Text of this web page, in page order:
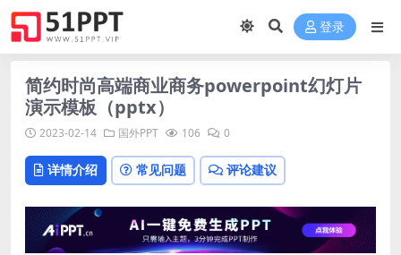
登录
简约时尚高端商业商务powerpoint幻灯片
演示模板（pptx）
2023-02-14 国外PPT 106 0
详情介绍 常见问题 评论建议